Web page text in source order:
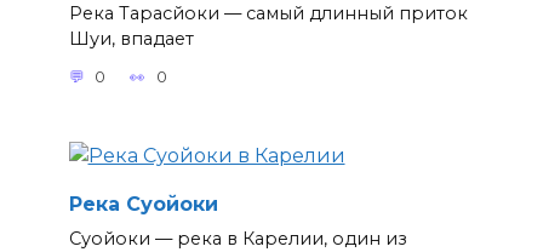
Река Тарасйоки — самый длинный приток
Шуи, впадает
0 0
Река Суойоки
Суойоки — река в Карелии, один из